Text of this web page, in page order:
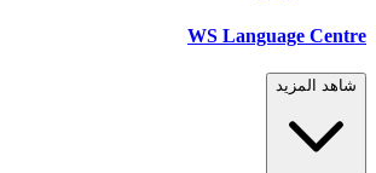
WS Language Centre
شاهد المزيد